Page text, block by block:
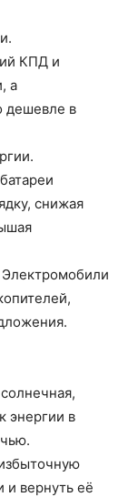
КПД и
а
дешевле в
снижая
энергии в
и вернуть её